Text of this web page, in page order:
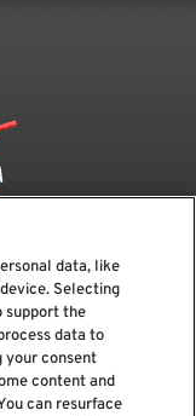
data, like
Selecting
support the
data to
your consent
content and
can resurface